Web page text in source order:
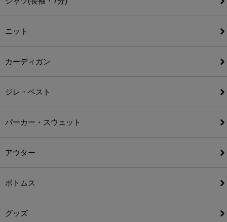
ニット
カーディガン
ジレ・ベスト
パーカー・スウェット
アウター
ボトムス
グッズ